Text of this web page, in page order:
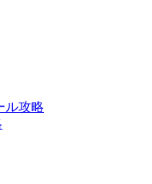
ル攻略